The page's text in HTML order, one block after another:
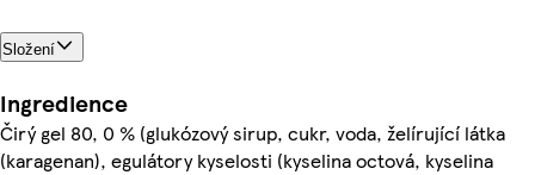
Složení
Ingredience
Čirý gel 80, 0 % (glukózový sirup, cukr, voda, želírující látka
(karagenan), egulátory kyselosti (kyselina octová, kyselina